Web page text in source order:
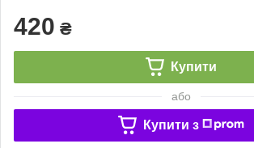
420 ₴
Купити
або
Купити з